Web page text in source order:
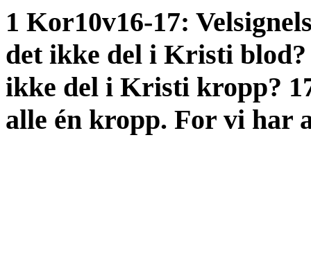
1 Kor10v16-17:
det ikke del i Kristi
ikke del i Kristi kropp?
alle én kropp. For vi har